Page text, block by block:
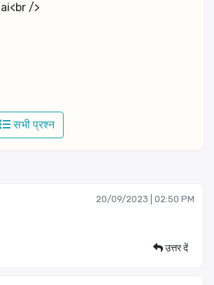
/>
सभी प्रश्न
20/09/2023 | 02:50 PM
उत्तर दें